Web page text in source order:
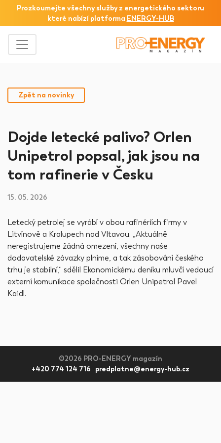
Prozkoumejte všechny služby z energetického sektoru
které nabízí platforma ENERGY-HUB
Zpět na novinky
Dojde letecké palivo? Orlen
Unipetrol popsal, jak jsou na
tom rafinerie v Česku
15. 05. 2026
Letecký petrolej se vyrábí v obou rafinériích firmy v
Litvínově a Kralupech nad Vltavou. „Aktuálně
neregistrujeme žádná omezení, všechny naše
dodavatelské závazky plníme, a tak zásobování českého
trhu je stabilní,“ sdělil Ekonomickému deníku mluvčí vedoucí
externí komunikace společnosti Orlen Unipetrol Pavel
Kaidl.
©2026 PRO-ENERGY magazín
+420 774 124 716 predplatne@energy-hub.cz